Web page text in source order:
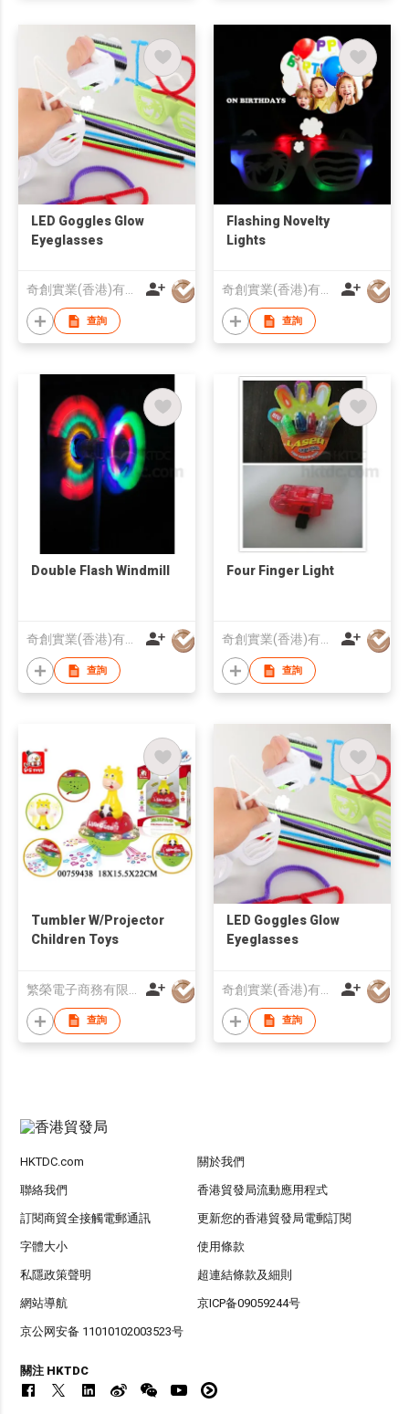
LED Goggles Glow
Eyeglasses
查詢
Flashing Novelty
Lights
查詢
Double Flash Windmill
奇創實業(香港)有限公司
查詢
Four Finger Light
奇創實業(香港)有限公司
查詢
Tumbler W/Projector
Children Toys
查詢
LED Goggles Glow
Eyeglasses
查詢
HKTDC.com 關於我們
聯絡我們 香港貿發局流動應用程式
訂閱商貿全接觸電郵通訊 更新您的香港貿發局電郵訂閱
字體大小 使用條款
私隱政策聲明 超連結條款及細則
網站導航 京ICP备09059244号
京公网安备 11010102003523号
關注 HKTDC